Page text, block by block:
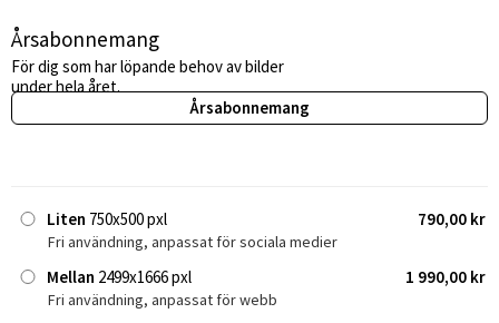
Årsabonnemang
För dig som har löpande behov av bilder
under hela året.
Årsabonnemang
Liten 750x500 pxl 790,00 kr
Fri användning, anpassat för sociala medier
Mellan 2499x1666 pxl 1 990,00 kr
Fri användning, anpassat för webb